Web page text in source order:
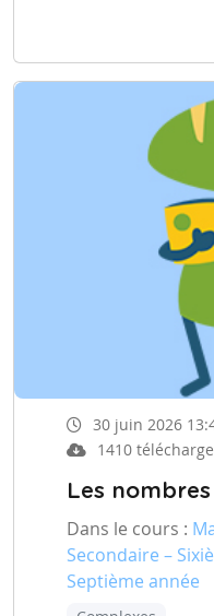
30 juin 2026
1410
Les
Dans le cours :
Secondaire –
Septième année